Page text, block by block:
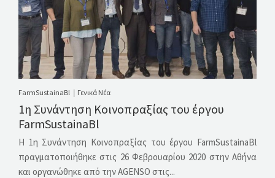
FarmSustainaBl | Γενικά Νέα
1η Συνάντηση Κοινοπραξίας του έργου
FarmSustainaBl
Η 1η Συνάντηση Κοινοπραξίας του έργου FarmSustainaBl
πραγματοποιήθηκε στις 26 Φεβρουαρίου 2020 στην Αθήνα
και οργανώθηκε από την AGENSO στις...